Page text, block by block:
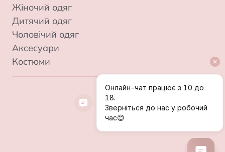
Жіночий одяг
Дитячий одяг
Чоловічий одяг
Аксесуари
Костюми